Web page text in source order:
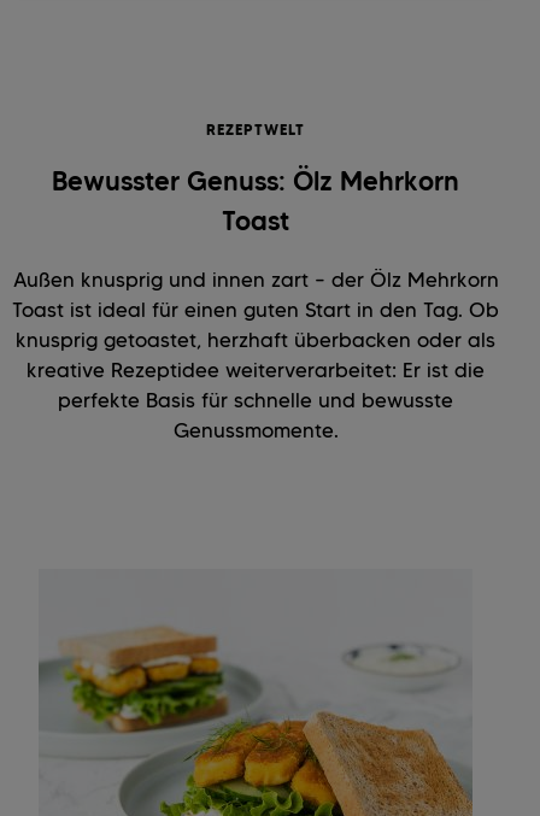
REZEPTWELT
Bewusster Genuss: Ölz Mehrkorn
Toast
Außen knusprig und innen zart – der Ölz Mehrkorn
Toast ist ideal für einen guten Start in den Tag. Ob
knusprig getoastet, herzhaft überbacken oder als
kreative Rezeptidee weiterverarbeitet: Er ist die
perfekte Basis für schnelle und bewusste
Genussmomente.